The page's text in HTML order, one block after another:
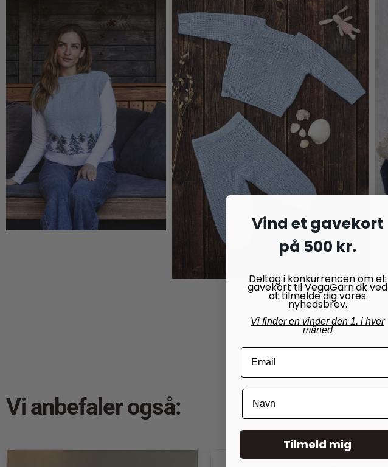
Vi anbefaler også:
Vind et gavekort
på 500 kr.
Deltag i konkurrencen om et
gavekort til VegaGarn.dk ved
at tilmelde dig vores
nyhedsbrev.
Vi finder en vinder den 1. i hver
måned
Tilmeld mig